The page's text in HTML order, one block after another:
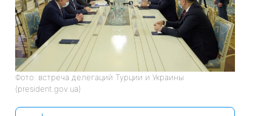
Фото: встреча делегаций Турции и Украины
(president.gov.ua)